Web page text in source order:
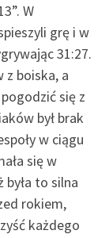
W
grę i w
31:27.
z boiska, a
się z
był brak
w ciągu
się w
to silna
rokiem,
każdego